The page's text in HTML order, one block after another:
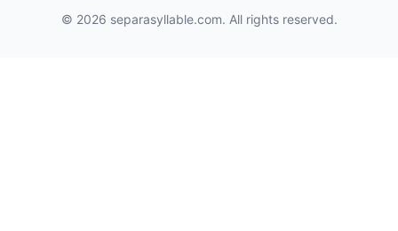
© 2026 separasyllable.com. All rights reserved.